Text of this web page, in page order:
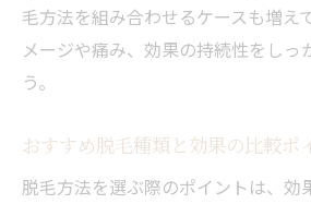
毛方法を組み合わせるケースも増え
メージや痛み、効果の持続性をしっ
う。
おすすめ脱毛種類と効果の比較ポ
脱毛方法を選ぶ際のポイントは、効